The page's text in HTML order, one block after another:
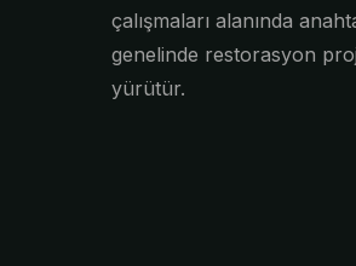
çalışmaları alanında
genelinde restorasyon
yürütür.